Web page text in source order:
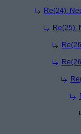
Re(24):
Re(25):